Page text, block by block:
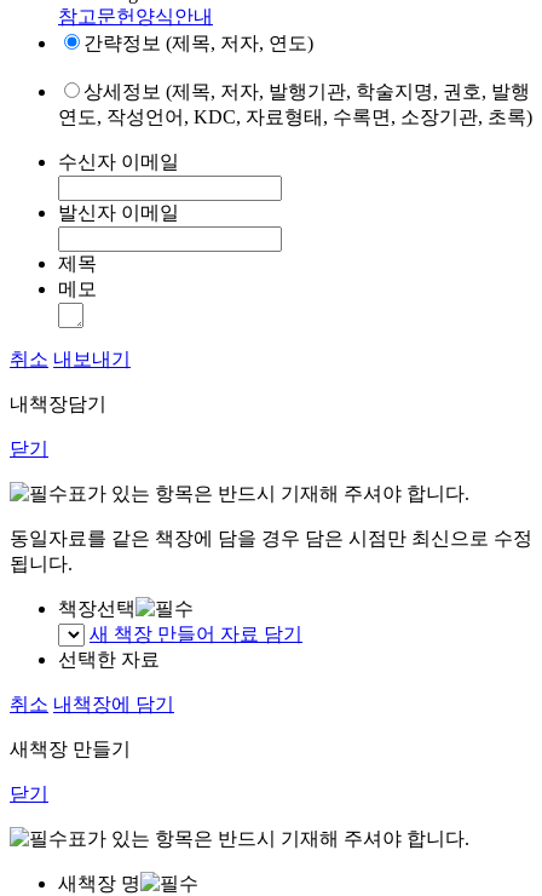
참고문헌양식안내
간략정보 (제목, 저자, 연도)
상세정보 (제목, 저자, 발행기관, 학술지명, 권호, 발행
연도, 작성언어, KDC, 자료형태, 수록면, 소장기관, 초록)
수신자 이메일
발신자 이메일
제목
메모
취소 내보내기
내책장담기
닫기
표가 있는 항목은 반드시 기재해 주셔야 합니다.
동일자료를 같은 책장에 담을 경우 담은 시점만 최신으로 수정
됩니다.
책장선택
새 책장 만들어 자료 담기
선택한 자료
취소 내책장에 담기
새책장 만들기
닫기
표가 있는 항목은 반드시 기재해 주셔야 합니다.
새책장 명